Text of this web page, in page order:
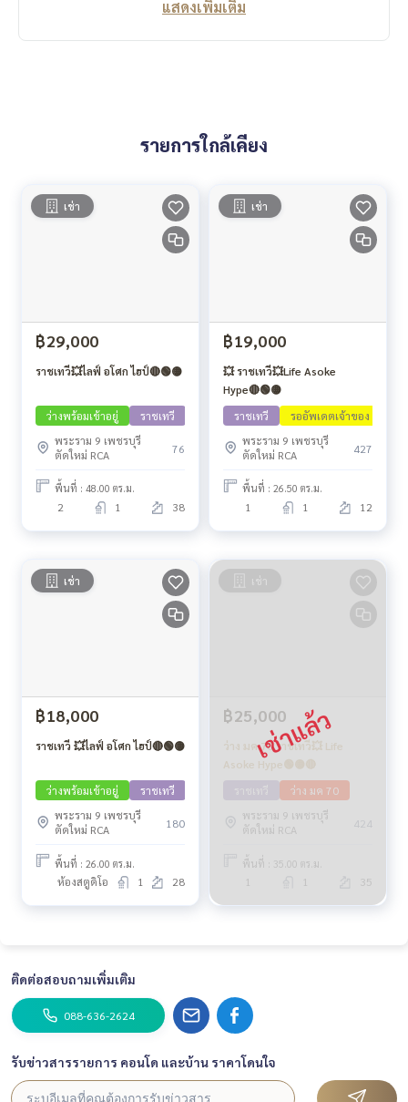
แสดงเพิ่มเติม
รายการใกล้เคียง
เช่า
฿29,000
ราชเทวี💥ไลฟ์ อโศก ไฮป์🔴🟢🟡
ว่างพร้อมเข้าอยู่
ราชเทวี
พระราม 9 เพชรบุรี
ตัดใหม่ RCA
76
พื้นที่ : 48.00 ตร.ม.
2 1 38
เช่า
฿19,000
💥 ราชเทวี💥Life Asoke
Hype🔴🟢🟡
ราชเทวี
รออัพเดตเจ้าของ
พระราม 9 เพชรบุรี
ตัดใหม่ RCA
427
พื้นที่ : 26.50 ตร.ม.
1 1 12
เช่า
฿18,000
ราชเทวี 💥ไลฟ์ อโศก ไฮป์🔴🟢🟡
ว่างพร้อมเข้าอยู่
ราชเทวี
พระราม 9 เพชรบุรี
ตัดใหม่ RCA
180
พื้นที่ : 26.00 ตร.ม.
ห้องสตูดิโอ 1 28
เช่า
฿25,000
ว่าง มค 70 ราชเทวี💥 Life
Asoke Hype🟢🟡🔴
ว่าง มค 70
พระราม 9 เพชรบุรี
ตัดใหม่ RCA
424
พื้นที่ : 35.00 ตร.ม.
1 1 35
ติดต่อสอบถามเพิ่มเติม
088-636-2624
รับข่าวสารรายการ คอนโด และบ้าน ราคาโดนใจ